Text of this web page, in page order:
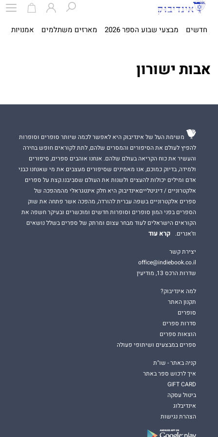
חדשים מבצעי שבוע הספר 2026 מארזים משתלמים אמנויות
אבות ישורון
משימת העל של אינדיבוק היא לאפשר לכמה שיותר סופרים וסופרות
להפיץ לעולם את הסיפורים והמסרים שלהם, לתת לקוראים חופש בחירה
והעשיר את כוח הקריאה בעולם שלהם. אנחנו אוהבים ספרים, סיפורים
ולמידה, בדיוק כמוכם, אנו מאמינים שסיפורים מעצבים את מי שאנחנו כבני
אדם ומילים יכולות להעצים ולשנות את העולם שסביבנו.קצת על ספרים
אלקטרוניים / דיגיטלייםאינדיבוק היא חלק אינטגראלי מהמהפכה של
ספרים אלקטרוניים בשפה עברית להורדה, מהפכה אשר פתחה את שוק
הספרים בפני המון סופרים וסופרות חדשים ומוכשרים ובעיקר חשפה את
הקוראים הישראלים לעוד מבחר עצום ומרתק של ספרים בשלל נושאים
וז'אנרים.
קרא עוד
יצירת קשר
office@indiebook.co.il
שדרות הרכס 13, מודיעין
למה אינדיבוק?
תקנון האתר
סופרים
סדרות ספרים
הוצאות ספרים
ספרים במבצעים ושיתופי פעולה
קניה באתר - שו"ת
איך לרכוש ספר באתר
GIFT CARD
ביטול עסקה
אינדיבלוג
הצהרת נגישות